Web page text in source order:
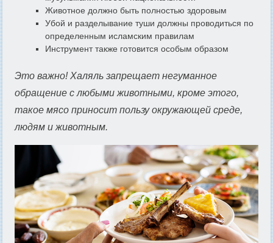
Животное должно быть полностью здоровым
Убой и разделывание туши должны проводиться по
определенным исламским правилам
Инструмент также готовится особым образом
Это важно! Халяль запрещает негуманное
обращение с любыми животными, кроме этого,
такое мясо приносит пользу окружающей среде,
людям и животным.